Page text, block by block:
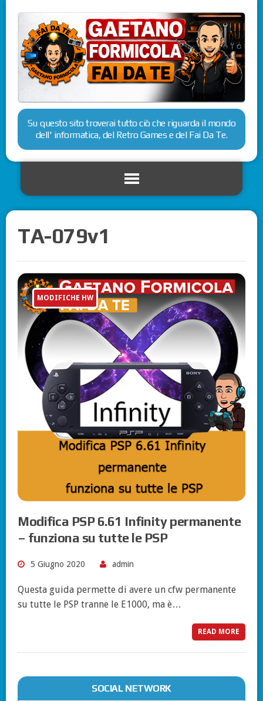
Su questo sito troverai tutto ciò che riguarda il mondo
dell' informatica, del Retro Games e del Fai Da Te.
TA-079v1
MODIFICHE HW
Modifica PSP 6.61 Infinity permanente
– funziona su tutte le PSP
5 Giugno 2020 admin
Questa guida permette di avere un cfw permanente
su tutte le PSP tranne le E1000, ma è…
READ MORE
SOCIAL NETWORK